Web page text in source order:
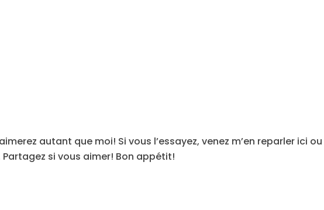
autant que moi! Si vous l’essayez, venez m’en reparler ici
si vous aimer! Bon appétit!